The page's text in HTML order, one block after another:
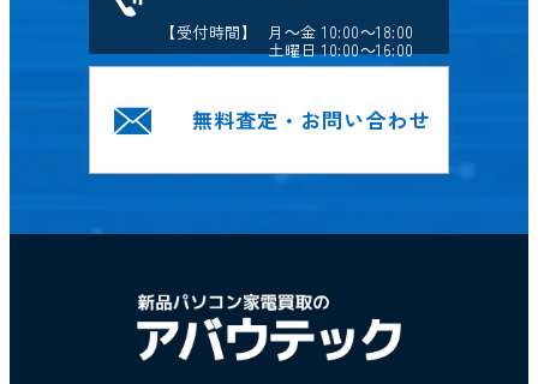
【受付時間】 月～金 10:00～18:00
土曜日 10:00～16:00
無料査定・お問い合わせ